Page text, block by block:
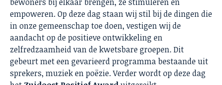
empoweren. Op deze dag staan wij stil bij de dingen die
in onze gemeenschap toe doen, vestigen wij de
aandacht op de positieve ontwikkeling en
zelfredzaamheid van de kwetsbare groepen. Dit
gebeurt met een gevarieerd programma bestaande uit
sprekers, muziek en poëzie. Verder wordt op deze dag